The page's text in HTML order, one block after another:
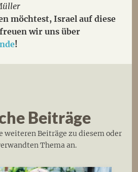
möchtest, Israel auf diese
wir uns über
!
Beiträge
weiteren Beiträge zu diesem oder
Thema an.